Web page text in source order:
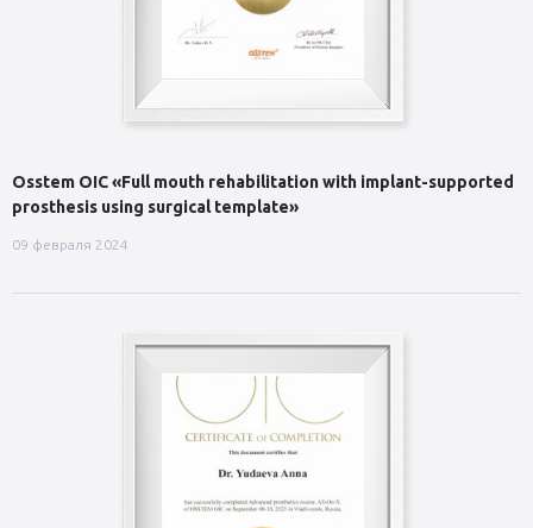
Osstem OIC «Full mouth rehabilitation with implant-supported
prosthesis using surgical template»
09 февраля 2024